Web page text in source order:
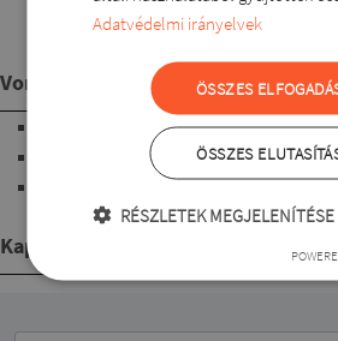
tapadó, elasztikus alapanyag. Jól
Vonalvezetés
"V" nyakkivágású
térd alá érő hosszúságú
Kapcsolódó termékek
Adatvédelmi irányelvek
ÖSSZES
ÖSSZES
RÉSZLETEK MEGJELENÍTÉSE